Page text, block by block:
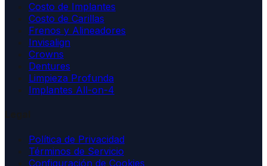
Costo de Implantes
Costo de Carillas
Frenos y Alineadores
Invisalign
Crowns
Dentures
Limpieza Profunda
Implantes All-on-4
Política de Privacidad
Términos de Servicio
Configuración de Cookies